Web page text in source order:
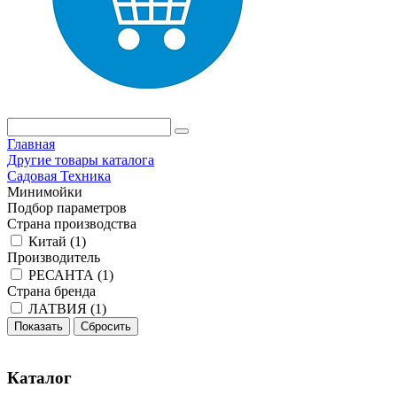
Главная
Другие товары каталога
Садовая Техника
Минимойки
Подбор параметров
Страна производства
Китай (1)
Производитель
РЕСАНТА (1)
Страна бренда
ЛАТВИЯ (1)
Каталог